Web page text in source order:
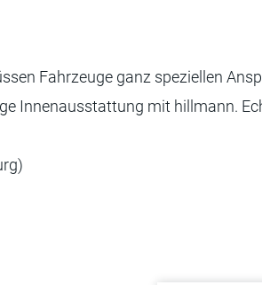
Fahrzeuge ganz speziellen
Innenausstattung mit hillmann.